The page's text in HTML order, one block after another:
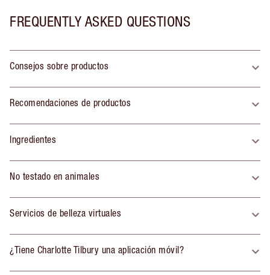
FREQUENTLY ASKED QUESTIONS
Consejos sobre productos
Recomendaciones de productos
Ingredientes
No testado en animales
Servicios de belleza virtuales
¿Tiene Charlotte Tilbury una aplicación móvil?